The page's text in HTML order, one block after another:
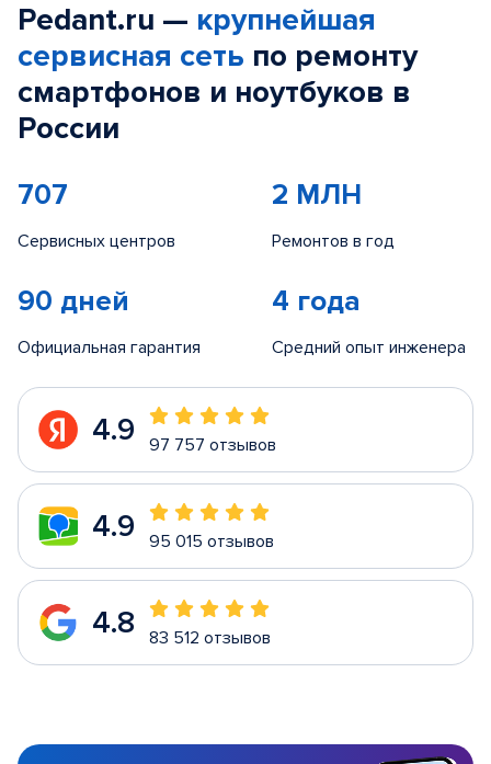
Pedant.ru — крупнейшая
сервисная сеть по ремонту
смартфонов и ноутбуков в
России
707
Сервисных центров
2 МЛН
Ремонтов в год
90 дней
Официальная гарантия
4 года
Средний опыт инженера
4.9 97 757 отзывов
4.9 95 015 отзывов
4.8 83 512 отзывов